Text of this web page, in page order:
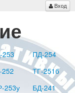
Вход
253
ПД-254
ТГ-251б
253у
БД-241